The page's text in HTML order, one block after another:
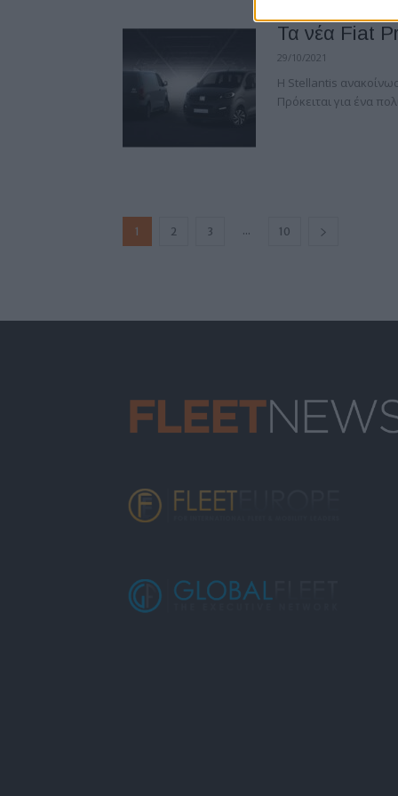
Τα νέα Fiat
29/10/2021
Η Stellantis
Πρόκειται για ένα
1 2 3 ... 10